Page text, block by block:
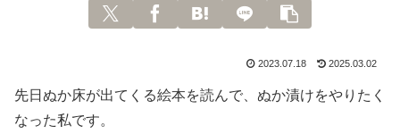
2023.07.18 2025.03.02
先日ぬか床が出てくる絵本を読んで、ぬか漬けをやりたく
なった私です。